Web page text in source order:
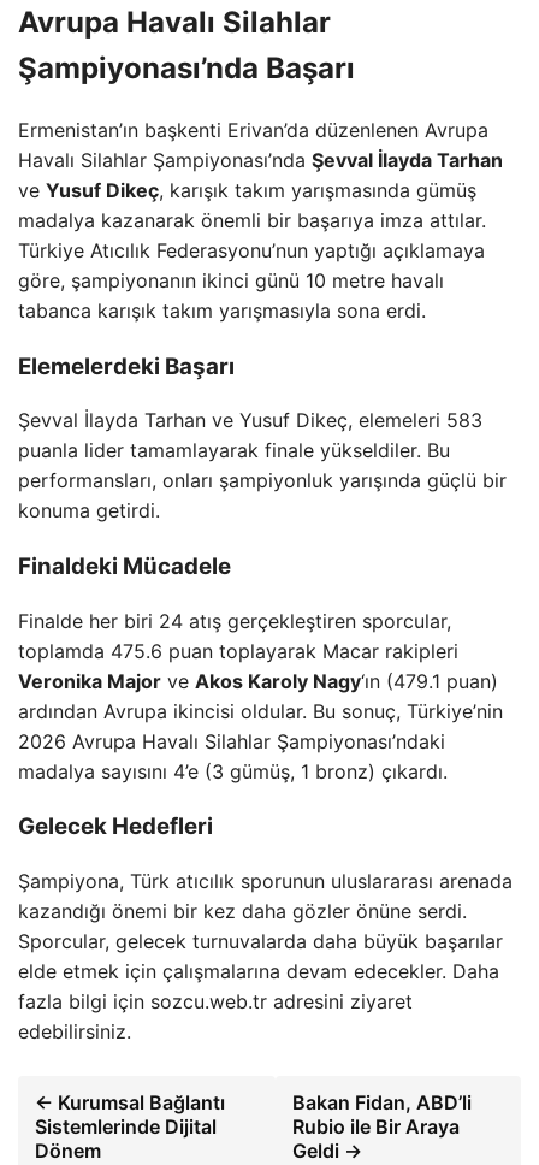
Avrupa Havalı Silahlar
Şampiyonası’nda Başarı
Ermenistan’ın başkenti Erivan’da düzenlenen Avrupa
Havalı Silahlar Şampiyonası’nda Şevval İlayda Tarhan
ve Yusuf Dikeç, karışık takım yarışmasında gümüş
madalya kazanarak önemli bir başarıya imza attılar.
Türkiye Atıcılık Federasyonu’nun yaptığı açıklamaya
göre, şampiyonanın ikinci günü 10 metre havalı
tabanca karışık takım yarışmasıyla sona erdi.
Elemelerdeki Başarı
Şevval İlayda Tarhan ve Yusuf Dikeç, elemeleri 583
puanla lider tamamlayarak finale yükseldiler. Bu
performansları, onları şampiyonluk yarışında güçlü bir
konuma getirdi.
Finaldeki Mücadele
Finalde her biri 24 atış gerçekleştiren sporcular,
toplamda 475.6 puan toplayarak Macar rakipleri
Veronika Major ve Akos Karoly Nagy‘ın (479.1 puan)
ardından Avrupa ikincisi oldular. Bu sonuç, Türkiye’nin
2026 Avrupa Havalı Silahlar Şampiyonası’ndaki
madalya sayısını 4’e (3 gümüş, 1 bronz) çıkardı.
Gelecek Hedefleri
Şampiyona, Türk atıcılık sporunun uluslararası arenada
kazandığı önemi bir kez daha gözler önüne serdi.
Sporcular, gelecek turnuvalarda daha büyük başarılar
elde etmek için çalışmalarına devam edecekler. Daha
fazla bilgi için sozcu.web.tr adresini ziyaret
edebilirsiniz.
← Kurumsal Bağlantı
Sistemlerinde Dijital
Dönem
Bakan Fidan, ABD’li
Rubio ile Bir Araya
Geldi →